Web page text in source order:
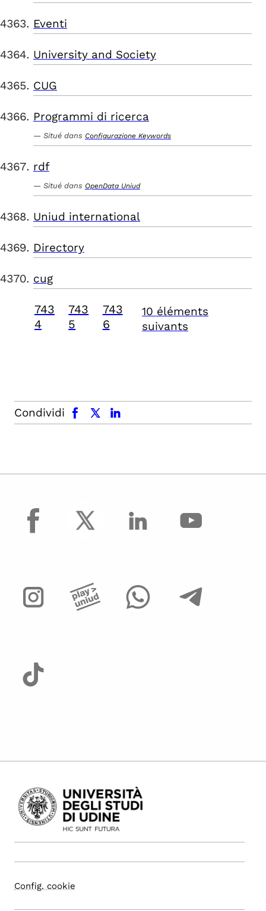
Eventi
University and Society
CUG
Programmi di ricerca
Situé dans Configurazione Keywords
rdf
Situé dans OpenData Uniud
Uniud international
Directory
cug
743
4
743
5
743
6
10 éléments
suivants
Condividi
facebook x.com linkedin
facebook
Config. cookie